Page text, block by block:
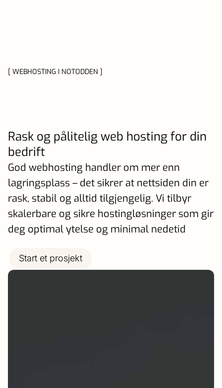
[ WEBHOSTING I NOTODDEN ]
Rask og pålitelig web hosting for din
bedrift
God webhosting handler om mer enn
lagringsplass – det sikrer at nettsiden din er
rask, stabil og alltid tilgjengelig. Vi tilbyr
skalerbare og sikre hostingløsninger som gir
deg optimal ytelse og minimal nedetid
Start et prosjekt